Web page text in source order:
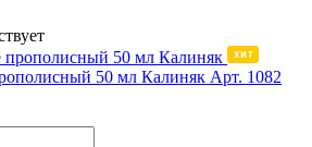
50 мл Калиняк Арт. 1082